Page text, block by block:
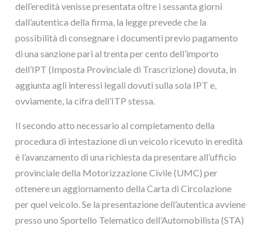
dell’eredità venisse presentata oltre i sessanta giorni
dall’autentica della firma, la legge prevede che la
possibilità di consegnare i documenti previo pagamento
di una sanzione pari al trenta per cento dell’importo
dell’IPT (Imposta Provinciale di Trascrizione) dovuta, in
aggiunta agli interessi legali dovuti sulla sola IPT e,
ovviamente, la cifra dell’ITP stessa.
Il secondo atto necessario al completamento della
procedura di intestazione di un veicolo ricevuto in eredità
è l’avanzamento di una richiesta da presentare all’ufficio
provinciale della Motorizzazione Civile (UMC) per
ottenere un aggiornamento della Carta di Circolazione
per quel veicolo. Se la presentazione dell’autentica avviene
presso uno Sportello Telematico dell’Automobilista (STA)